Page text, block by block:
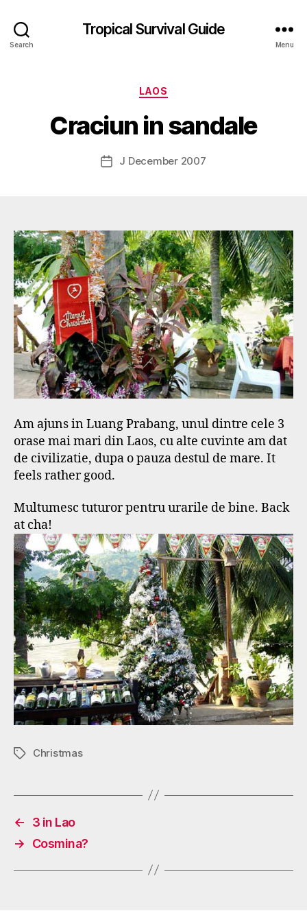
Search
Tropical Survival Guide
Menu
Categories
LAOS
Craciun in sandale
Post
author
s
p
d
e
f
PostJ December 2007
Am ajuns in Luang Prabang, unul dintre cele 3
orase mai mari din Laos, cu alte cuvinte am dat
de civilizatie, dupa o pauza destul de mare. It
feels rather good.
Multumesc tuturor pentru urarile de bine. Back
at cha!
TagsChristmas
←
3 in Lao
→
Cosmina?